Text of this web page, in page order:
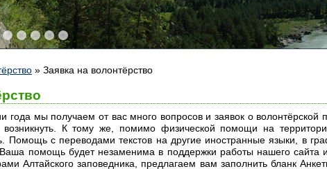
» Заявка на волонтёрство
года мы получаем от вас много вопросов и заявок о
возникнуть. К тому же, помимо физической помощи на
Помощь с переводами текстов на другие иностранные языки, в
помощь будет незаменима в поддержки работы нашего сайта
Алтайского заповедника, предлагаем вам заполнить бланк